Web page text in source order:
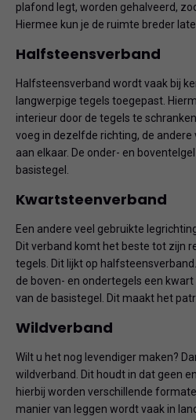
plafond legt, worden gehalveerd,
Hiermee kun je de ruimte breder
Halfsteensverband
Halfsteensverband wordt vaak bij
langwerpige tegels toegepast.
interieur door de tegels te
voeg in dezelfde richting, de andere
aan elkaar. De onder- en
basistegel.
Kwartsteenverband
Een andere veel gebruikte
Dit verband komt het beste tot zijn
tegels. Dit lijkt op
de boven- en ondertegels een
van de basistegel. Dit maakt het
Wildverband
Wilt u het nog levendiger maken?
wildverband. Dit houdt in dat geen
hierbij worden verschillende
manier van leggen wordt vaak in